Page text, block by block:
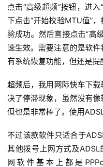
点击“高级超频”按钮，进
下点击“开始校验MTU值”
验成功。然后直接点击“高
速生效。需要注意的是软
有系统恢复功能，但还是提
超频后，我用网际快车下
决了停滞现象，虽然没有像
但也是非常棒了。使用
不过该款软件只适合于
其他拨号上网方式及ADSL
网软件基本上都是